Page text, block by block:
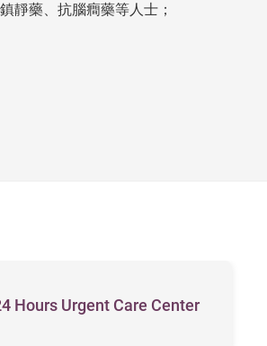
靜藥、抗腦癎藥等人士；
Hours Urgent Care Center